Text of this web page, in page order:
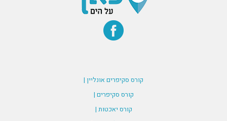
קורס סקיפרים אונליין |
קורס סקיפרים |
קורס יאכטות |